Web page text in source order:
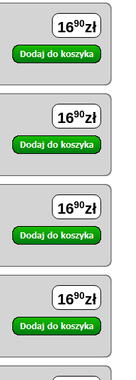
1690zł
1690zł
1690zł
1690zł